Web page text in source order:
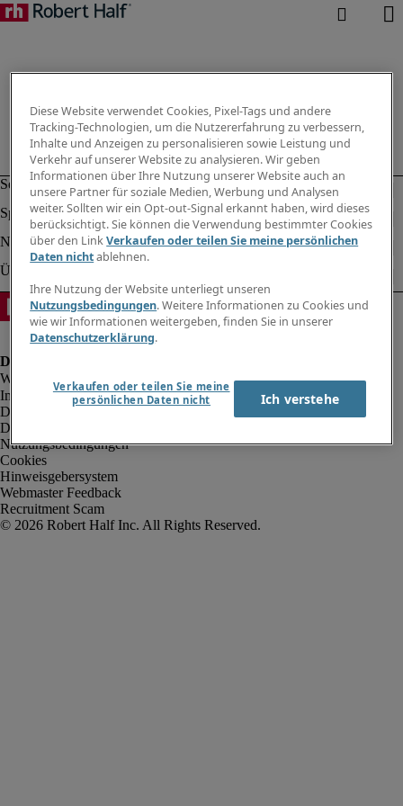
Impressum
Datenschutz
Datenschutz Arbeitnehmer/Zeitarbeitskräfte
Nutzungsbedingungen
Cookies
Hinweisgebersystem
Webmaster Feedback
Recruitment Scam
Diese Website verwendet Cookies, Pixel-Tags und andere
Tracking-Technologien, um die Nutzererfahrung zu verbessern,
Inhalte und Anzeigen zu personalisieren sowie Leistung und
Verkehr auf unserer Website zu analysieren. Wir geben
Informationen über Ihre Nutzung unserer Website auch an
unsere Partner für soziale Medien, Werbung und Analysen
weiter. Sollten wir ein Opt-out-Signal erkannt haben, wird dieses
berücksichtigt. Sie können die Verwendung bestimmter Cookies
über den LinkVerkaufen oder teilen Sie meine persönlichen
Daten nichtablehnen.
Ihre Nutzung der Website unterliegt unseren
Nutzungsbedingungen. Weitere Informationen zu Cookies und
wie wir Informationen weitergeben, finden Sie in unserer
Datenschutzerklärung.
Verkaufen oder teilen Sie meine
persönlichen Daten nicht
Ich verstehe